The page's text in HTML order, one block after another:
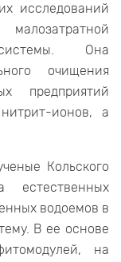
исследований
Она
очищения
предприятий
ионов, а
Кольского
естественных
водоемов в
В ее основе
на